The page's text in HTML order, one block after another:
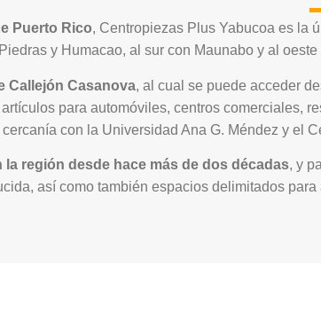
Puerto Rico, Centropiezas Plus Yabucoa es la
y Humacao, al sur con Maunabo y al
Callejón Casanova, al cual se puede acceder
para automóviles, centros comerciales,
con la Universidad Ana G. Méndez y el
la región desde hace más de dos décadas, y
así como también espacios delimitados para